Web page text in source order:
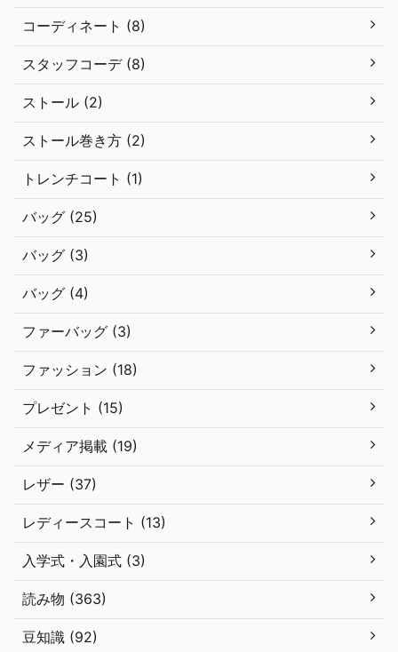
コーディネート (8)
スタッフコーデ (8)
ストール (2)
ストール巻き方 (2)
トレンチコート (1)
バッグ (25)
バッグ (3)
バッグ (4)
ファーバッグ (3)
ファッション (18)
プレゼント (15)
メディア掲載 (19)
レザー (37)
レディースコート (13)
入学式・入園式 (3)
読み物 (363)
豆知識 (92)